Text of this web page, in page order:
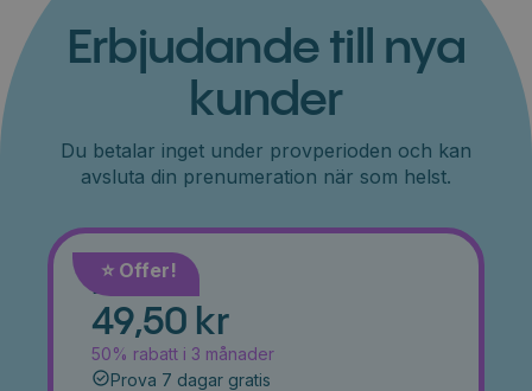
Erbjudande till nya
kunder
Du betalar inget under provperioden och kan
avsluta din prenumeration när som helst.
⭐️ Offer!
Månad
49,50 kr
50% rabatt i 3 månader
Prova 7 dagar gratis